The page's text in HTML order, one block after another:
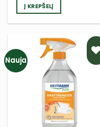
Į KREPŠELĮ
Nauja
PRIDĖTI